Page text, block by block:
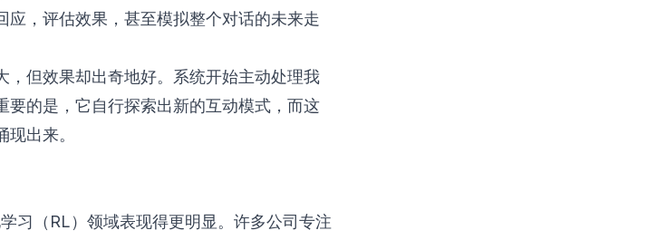
应，评估效果，甚至模拟整个对话的未来走
，但效果却出奇地好。系统开始主动处理我
要的是，它自行探索出新的互动模式，而这
出来。
习（RL） 领域表现得更明显。许多公司专注